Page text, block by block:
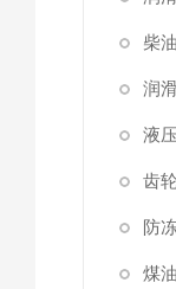
柴
润
液
齿
防
煤